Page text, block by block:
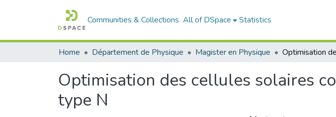
Communities & Collections All of DSpace Statistics
Home Département de Physique Magister en Physique
Optimisation des cellules solaires
type N